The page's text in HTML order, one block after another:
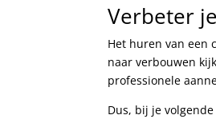
Verbeter
Het huren van een
naar verbouwen
professionele
Dus, bij je